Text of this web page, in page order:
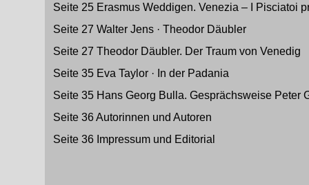
Seite 25 Erasmus Weddigen. Venezia – I Pisciatoi
Seite 27 Walter Jens · Theodor Däubler
Seite 27 Theodor Däubler. Der Traum von Venedig
Seite 35 Eva Taylor · In der Padania
Seite 35 Hans Georg Bulla. Gesprächsweise Peter
Seite 36 Autorinnen und Autoren
Seite 36 Impressum und Editorial